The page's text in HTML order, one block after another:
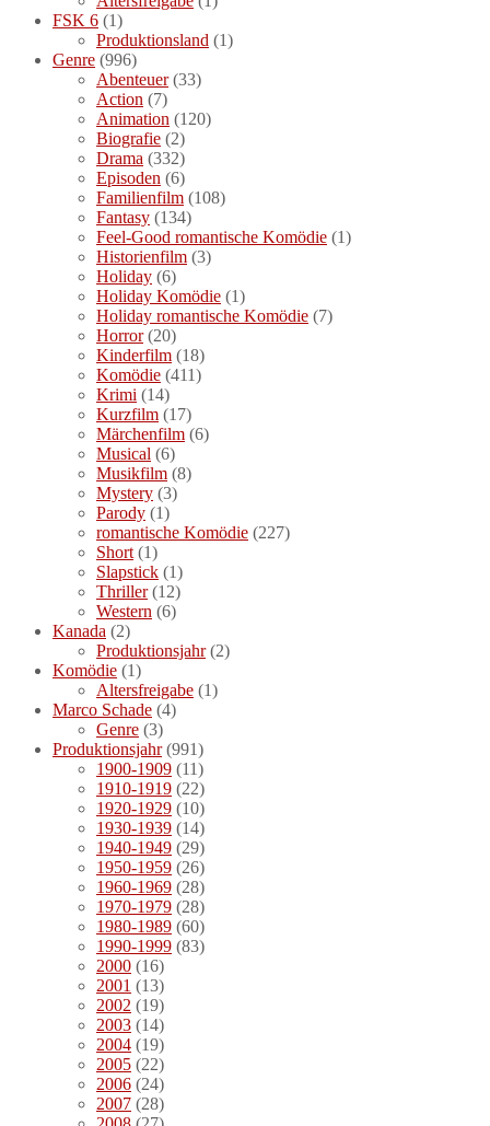
FSK 6 (1)
Produktionsland (1)
Genre (996)
Abenteuer(33)
Action (7)
Animation (120)
Biografie (2)
Drama (332)
Episoden (6)
Familienfilm (108)
Fantasy (134)
Feel-Good romantische Komödie (1)
Historienfilm (3)
Holiday (6)
Holiday Komödie (1)
Holiday romantische Komödie (7)
Horror(20)
Kinderfilm (18)
Komödie (411)
Krimi (14)
Kurzfilm (17)
Märchenfilm (6)
Musical (6)
Musikfilm (8)
Mystery (3)
Parody (1)
romantische Komödie (227)
Short (1)
Slapstick (1)
Thriller(12)
Western (6)
Kanada (2)
Produktionsjahr(2)
Komödie (1)
Altersfreigabe (1)
Marco Schade (4)
Genre (3)
Produktionsjahr(991)
1900-1909 (11)
1910-1919 (22)
1920-1929 (10)
1930-1939 (14)
1940-1949 (29)
1950-1959 (26)
1960-1969 (28)
1970-1979 (28)
1980-1989 (60)
1990-1999 (83)
2000 (16)
2001 (13)
2002 (19)
2003 (14)
2004 (19)
2005 (22)
2006 (24)
2007 (28)